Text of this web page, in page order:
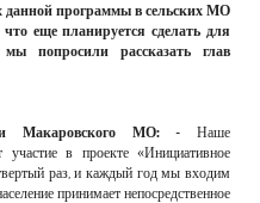
данной программы в сельских МО
еще планируется сделать для
мы попросили рассказать глав
Макаровского МО:- Наше
участие в проекте «Инициативное
раз, и каждый год мы входим
принимает непосредственное